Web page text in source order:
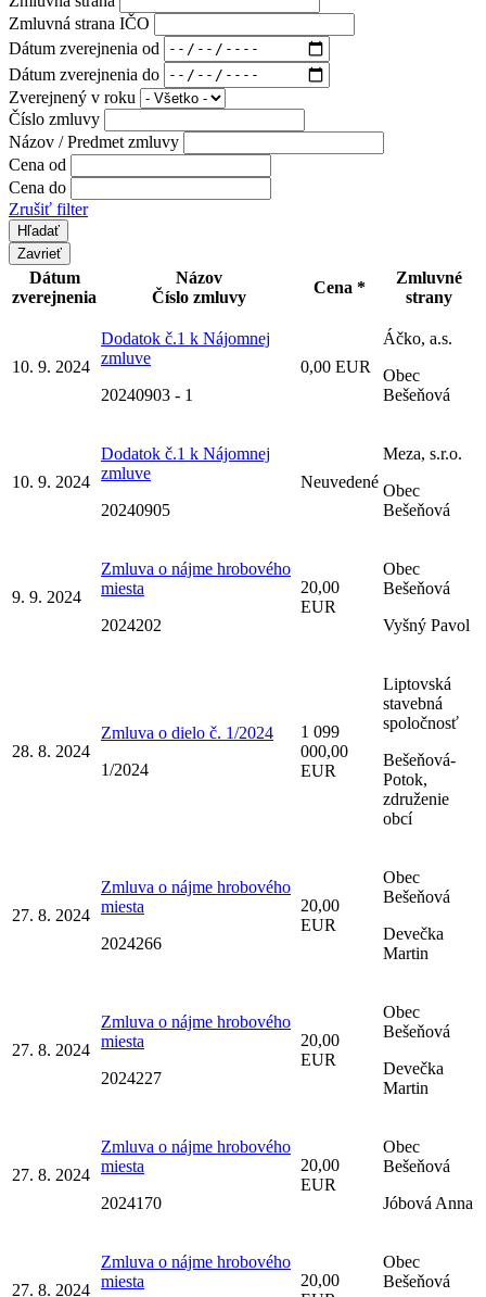
Zmluvná strana IČO
Dátum zverejnenia od
Dátum zverejnenia do
Zverejnený v roku
Číslo zmluvy
Názov / Predmet zmluvy
Cena od
Cena do
Zrušiť filter
Zavrieť
Dátum
zverejnenia
Názov
Číslo zmluvy
Cena *
Zmluvné
strany
10. 9. 2024
Dodatok č.1 k Nájomnej
zmluve
20240903 - 1
0,00 EUR
Áčko, a.s.
Obec
Bešeňová
10. 9. 2024
Dodatok č.1 k Nájomnej
zmluve
20240905
Neuvedené
Meza, s.r.o.
Obec
Bešeňová
9. 9. 2024
Zmluva o nájme hrobového
miesta
2024202
20,00
EUR
Obec
Bešeňová
Vyšný Pavol
28. 8. 2024
Zmluva o dielo č. 1/2024
1/2024
1 099
000,00
EUR
Liptovská
stavebná
spoločnosť
Bešeňová-
Potok,
združenie
obcí
27. 8. 2024
Zmluva o nájme hrobového
miesta
2024266
20,00
EUR
Obec
Bešeňová
Devečka
Martin
27. 8. 2024
Zmluva o nájme hrobového
miesta
2024227
20,00
EUR
Obec
Bešeňová
Devečka
Martin
27. 8. 2024
Zmluva o nájme hrobového
miesta
2024170
20,00
EUR
Obec
Bešeňová
Jóbová Anna
27. 8. 2024
Zmluva o nájme hrobového
miesta
20,00
Obec
Bešeňová